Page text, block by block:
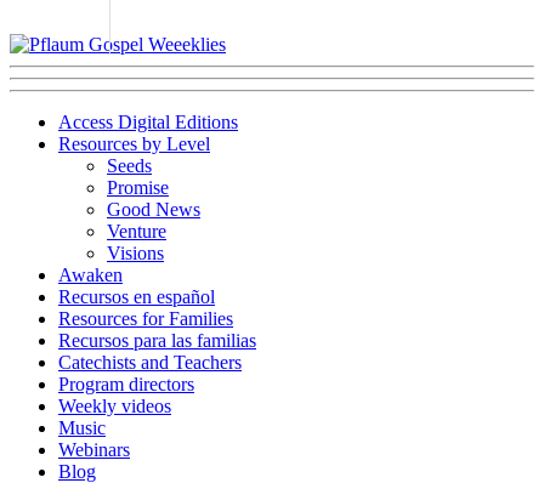
Access Digital Editions
Resources by Level
Seeds
Promise
Good News
Venture
Visions
Awaken
Recursos en español
Resources for Families
Recursos para las familias
Catechists and Teachers
Program directors
Weekly videos
Music
Webinars
Blog